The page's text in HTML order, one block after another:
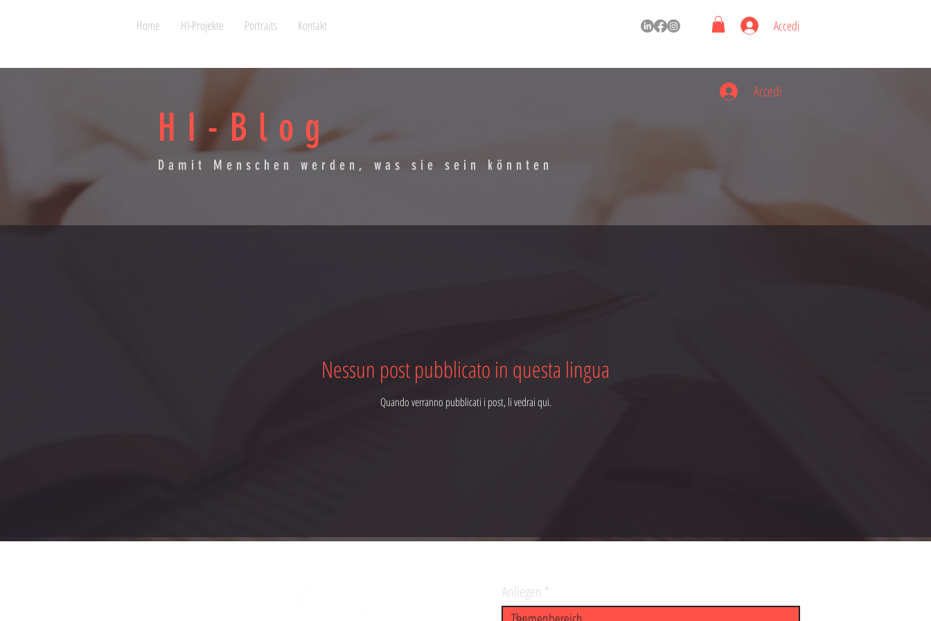
Home HI-Projekte Portraits Kontakt Accedi
Accedi
HI-Blog
Damit Menschen werden, was sie sein könnten
Nessun post pubblicato in questa lingua
Quando verranno pubblicati i post, li vedrai qui.
Anliegen